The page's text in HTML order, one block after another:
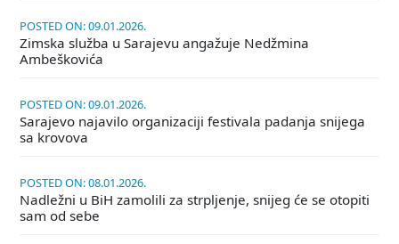
POSTED ON: 09.01.2026.
Zimska služba u Sarajevu angažuje Nedžmina
Ambeškovića
POSTED ON: 09.01.2026.
Sarajevo najavilo organizaciji festivala padanja snijega
sa krovova
POSTED ON: 08.01.2026.
Nadležni u BiH zamolili za strpljenje, snijeg će se otopiti
sam od sebe